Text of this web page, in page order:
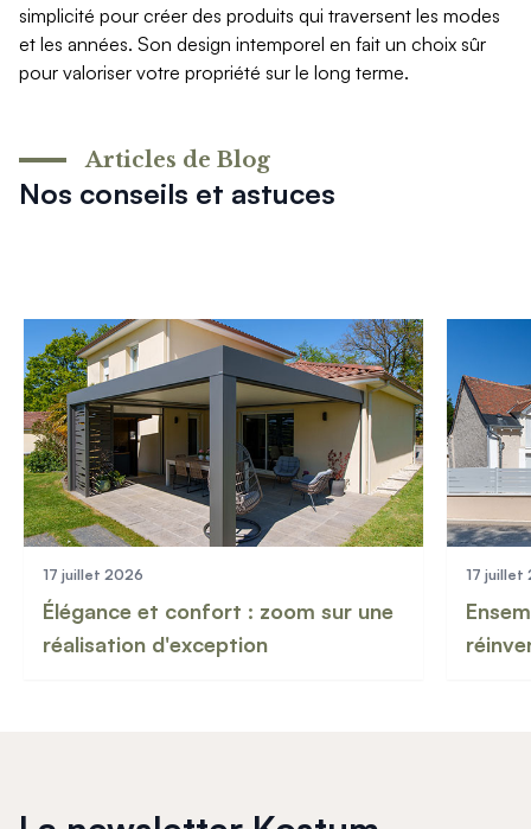
simplicité pour créer des produits qui traversent les modes
et les années. Son design intemporel en fait un choix sûr
pour valoriser votre propriété sur le long terme.
Nos conseils et astuces
Articles de Blog
17 juillet 2026
Élégance et confort : zoom sur une
réalisation d'exception
17 juillet